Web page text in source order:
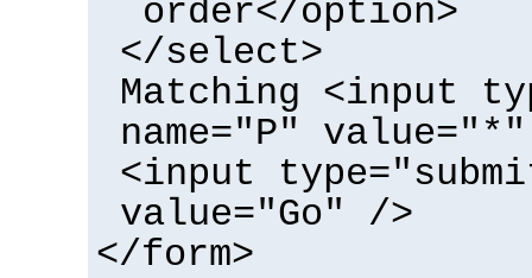
order</option>
</select>
Matching <input
name="P"
<input
value="Go" />
</form>